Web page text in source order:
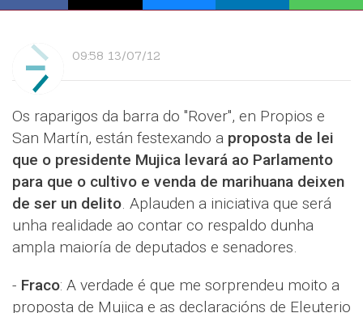
09:58 13/07/12
Os raparigos da barra do "Rover", en Propios e
San Martín, están festexando a proposta de lei
que o presidente Mujica levará ao Parlamento
para que o cultivo e venda de marihuana deixen
de ser un delito. Aplauden a iniciativa que será
unha realidade ao contar co respaldo dunha
ampla maioría de deputados e senadores.
- Fraco: A verdade é que me sorprendeu moito a
proposta de Mujica e as declaracións de Eleuterio